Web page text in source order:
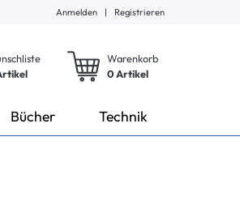
Anmelden | Registrieren
Warenkorb
0Artikel
Bücher Technik